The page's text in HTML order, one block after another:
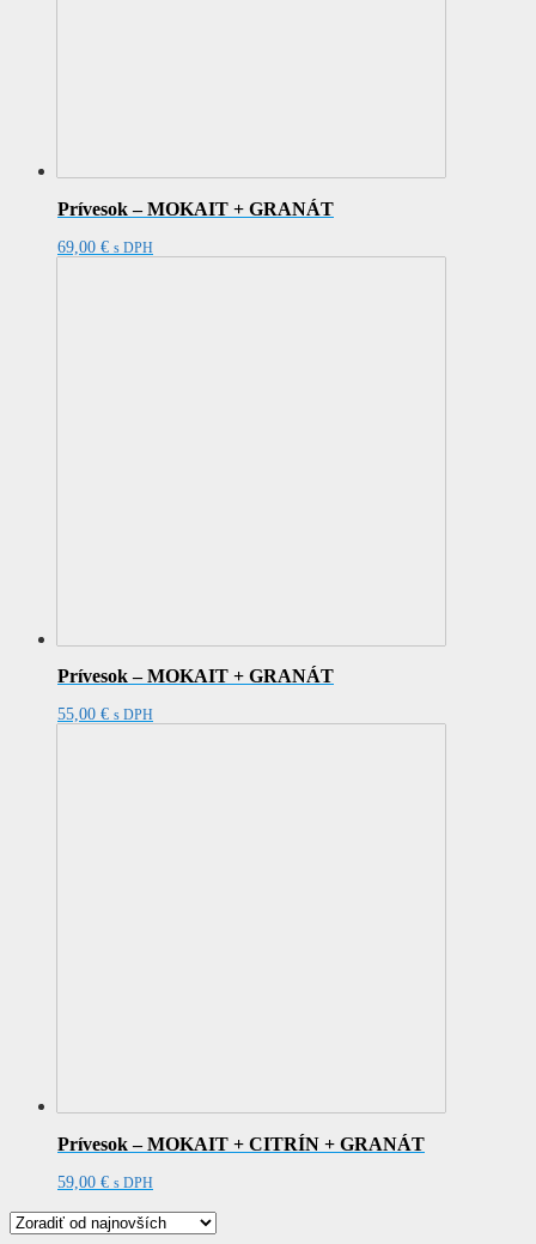
Prívesok – MOKAIT + GRANÁT
69,00 € s DPH
Prívesok – MOKAIT + GRANÁT
55,00 € s DPH
Prívesok – MOKAIT + CITRÍN + GRANÁT
59,00 € s DPH